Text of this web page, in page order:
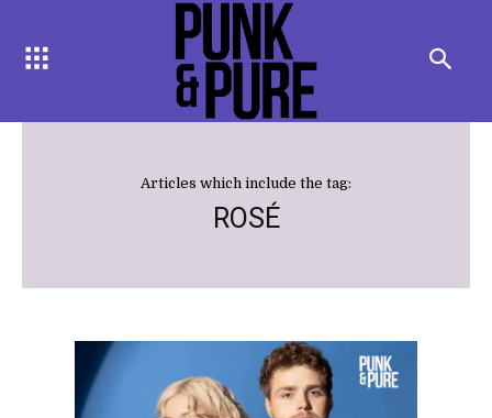
Articles which include the tag:
ROSÉ